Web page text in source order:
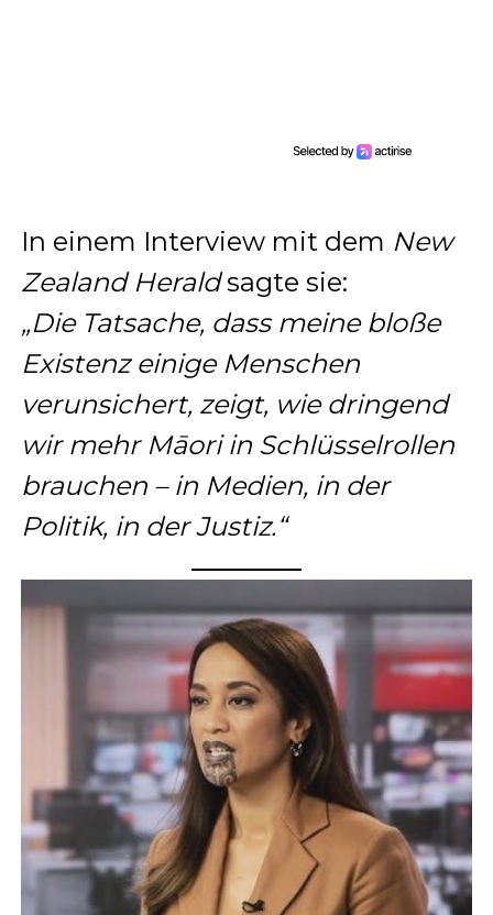
In einem Interview mit dem New
Zealand Heraldsagte sie:
„Die Tatsache, dass meine bloße
Existenz einige Menschen
verunsichert, zeigt, wie dringend
wir mehr Māori in Schlüsselrollen
brauchen – in Medien, in der
Politik, in der Justiz.“